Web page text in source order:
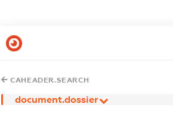
CAHEADER.SEARCH
document.dossier